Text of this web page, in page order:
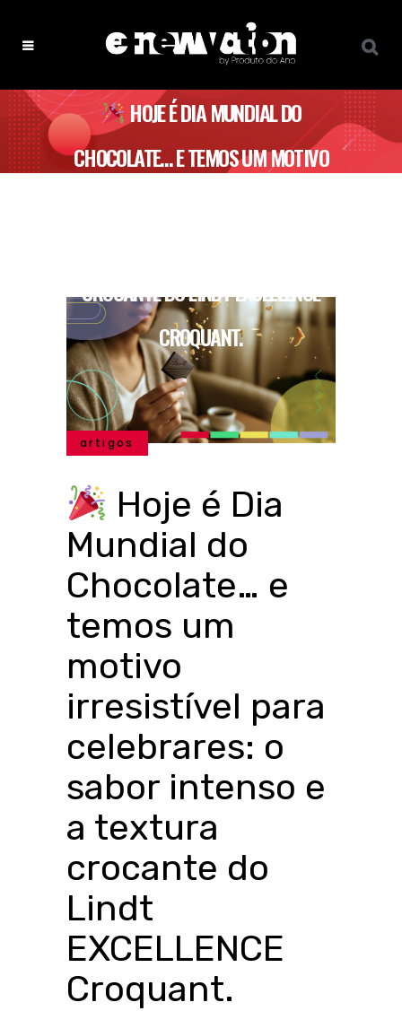
HOJE É DIA MUNDIAL DO
CHOCOLATE… E TEMOS UM MOTIVO
CROCANTE DO LINDT EXCELLENCE
CROQUANT.
artigos
Hoje é Dia
Mundial do
Chocolate… e
temos um
motivo
irresistível para
celebrares: o
sabor intenso e
a textura
crocante do
Lindt
EXCELLENCE
Croquant.